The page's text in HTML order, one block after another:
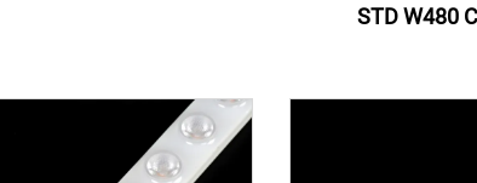
STD W480